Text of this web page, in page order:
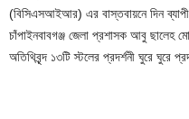
(বিসিএসআইআর) এর বাস্তবায়নে দিন
চাঁপাইনবাবগঞ্জ জেলা প্রশাসক আবু ছালেহ
অতিথিবৃন্দ ১৩টি স্টলের প্রদর্শনী ঘুরে ঘুরে